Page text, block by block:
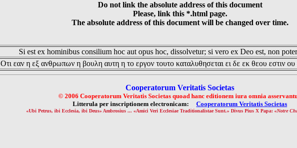
Do not link the absolute address of this document
Please, link this *.html page.
The absolute address of this document will be changed over time.
Si est ex hominibus consilium hoc aut opus hoc, dissolvetur; si vero ex Deo est, non
Οτι εαν η εξ ανθρωπων η βουλη αυτη η το εργον τουτο καταλυθησεται ει δε εκ θεου εστιν
Cooperatorum Veritatis Societas
© 2006 Cooperatorum Veritatis Societas quoad hanc editionem iura omnia
Litterula per inscriptionem electronicam: Cooperatorum Veritatis Societas
«Ubi Petrus, ibi Ecclesia, ibi Deus» Ambrosius ... «Amici Veri Ecclesiae Traditionalistae Sunt.» Divus Pius X Papa: «Notre